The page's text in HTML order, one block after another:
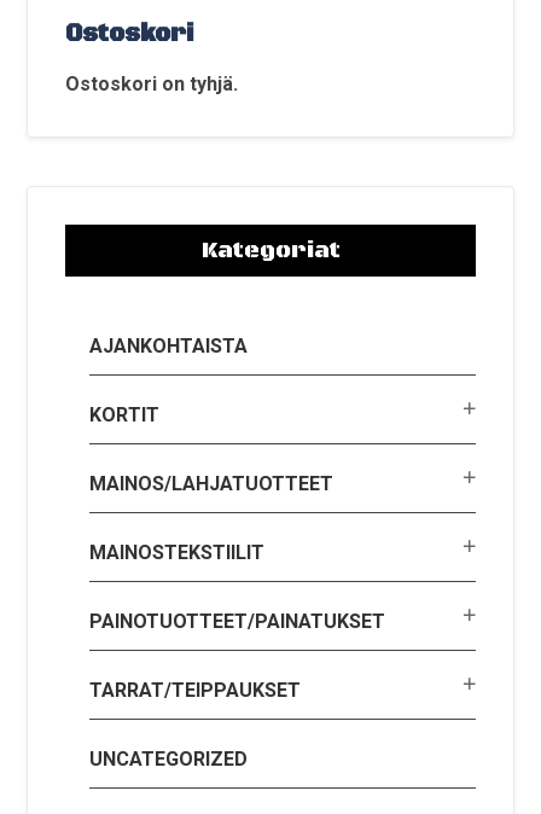
Ostoskori
Ostoskori on tyhjä.
Kategoriat
AJANKOHTAISTA
KORTIT
MAINOS/LAHJATUOTTEET
MAINOSTEKSTIILIT
PAINOTUOTTEET/PAINATUKSET
TARRAT/TEIPPAUKSET
UNCATEGORIZED